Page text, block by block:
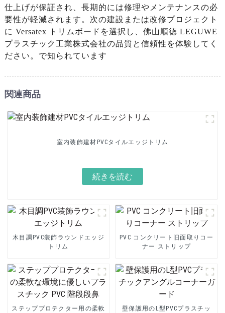
仕上げが保証され、長期的には修理やメンテナンスの必
要性が軽減されます。次の建設または改修プロジェクト
に Versatex トリムボードを選択し、佛山順徳 LEGUWE
プラスチック工業株式会社の品質と信頼性を体験してく
ださい。で知られています
関連商品
室内装飾建材PVCタイルエッジトリム
続きを読む
木目調PVC装飾ラウンドエッジ
トリム
PVC コンクリート旧面取りコー
ナー ストリップ
ステッププロテクター用の柔軟
壁保護用のL型PVCプラスチッ